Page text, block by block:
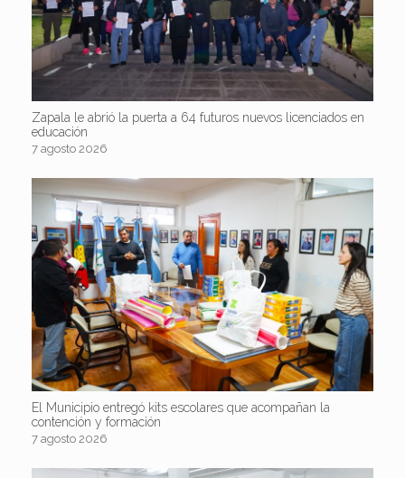
Zapala le abrió la puerta a 64 futuros nuevos licenciados en
educación
7 agosto 2026
El Municipio entregó kits escolares que acompañan la
contención y formación
7 agosto 2026